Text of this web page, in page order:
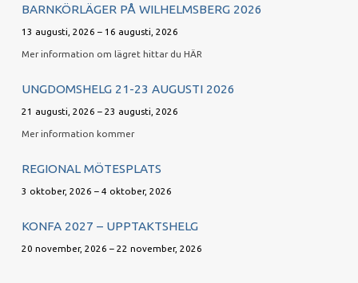
BARNKÖRLÄGER PÅ WILHELMSBERG 2026
13 augusti, 2026 – 16 augusti, 2026
Mer information om lägret hittar du HÄR
UNGDOMSHELG 21-23 AUGUSTI 2026
21 augusti, 2026 – 23 augusti, 2026
Mer information kommer
REGIONAL MÖTESPLATS
3 oktober, 2026 – 4 oktober, 2026
KONFA 2027 – UPPTAKTSHELG
20 november, 2026 – 22 november, 2026